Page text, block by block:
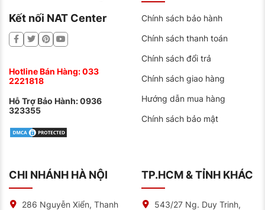
nhà máy Sebang Global Battery.
Địa chỉ bán ắc quy Sebang uy tín, chất lượng
Kết nối NAT Center
Hotline Bán Hàng:033
2221818
Hỗ Trợ Bảo Hành:0936
323355
Chính sách bảo hành
Chính sách thanh toán
Chính sách đổi trả
Chính sách giao hàng
Hướng dẫn mua hàng
Chính sách bảo mật
CHI NHÁNH HÀ NỘI
286 Nguyễn Xiển, Thanh
TP.HCM & TỈNH KHÁC
543/27 Ng. Duy Trinh,